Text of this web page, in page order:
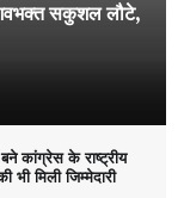
सकुशल लौटे,
कांग्रेस के राष्ट्रीय
मिली जिम्मेदारी